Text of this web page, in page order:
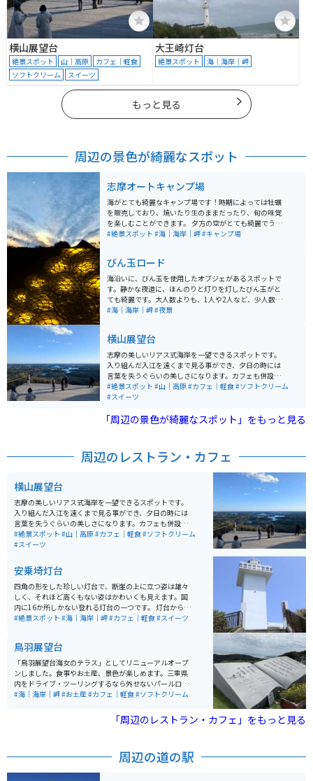
横山展望台
絶景スポット 山｜高原
カフェ｜軽食
ソフトクリーム
スイーツ
大王崎灯台
絶景スポット 海｜海岸｜岬
もっと見る
周辺の景色が綺麗なスポット
志摩オートキャンプ場
海がとても綺麗なキャンプ場です！時期によっては牡蠣
を販売しており、焼いたり生のままだったり、旬の味覚
を楽しむことができます。 夕方の空がとても綺麗でうっ
とりします。ソロにもグループにもおすすめのキャンプ
#絶景スポット #海｜海岸｜岬#キャンプ場
びん玉ロード
海沿いに、びん玉を使用したオブジェがあるスポットで
す。静かな夜道に、ほんのりと灯りを灯したびん玉がと
ても綺麗です。大人数よりも、1人や2人など、少人数が
おすすめです。
#海｜海岸｜岬#夜景
横山展望台
志摩の美しいリアス式海岸を一望できるスポットです。
入り組んだ入江を遠くまで見る事ができ、夕日の時には
言葉を失うぐらいの美しさになります。カフェも併設さ
れており、のんびりと過ごすことができます。すぐ裏に
は山を登ったりできる道もあり、アクティビティも楽し
るスポットで、カフェで休憩しながら景色を見ることも
ではより空いている中で景色を楽しめます。
#絶景スポット #山｜高原#カフェ｜軽食#ソフトクリーム
#スイーツ
「周辺の景色が綺麗なスポット」をもっと見る
周辺のレストラン・カフェ
横山展望台
志摩の美しいリアス式海岸を一望できるスポットです。
入り組んだ入江を遠くまで見る事ができ、夕日の時には
言葉を失うぐらいの美しさになります。カフェも併設さ
れており、のんびりと過ごすことができます。すぐ裏に
は山を登ったりできる道もあり、アクティビティも楽し
るスポットで、カフェで休憩しながら景色を見ることも
できます。定番のカフェの前のエリアだけではなく、さ
らにもう少し上に登る必要がありますが、そのスポット
ではより空いている中で景色を楽しめます。
#絶景スポット #山｜高原#カフェ｜軽食#ソフトクリーム
#スイーツ
安乗埼灯台
四角の形をした珍しい灯台で、断崖の上に立つ姿は雄々
しく、それほど高くもない姿はかわいくも見えます。国
内に16か所しかない登れる灯台の一つです。 灯台からの
景色は青い海が広がり、灯台のすぐ下では素潜り漁をし
ちという干し芋屋さんがあります。建物内部は誰でも使
える休憩スペースになっており、その一角にカフェ兼店
舗があります。カフェでは芋スイーツやコーヒーやお芋
ラテなどがいただけます。 割と穴場スポットで観光客が
少ないので、ゆっくりできます。
#絶景スポット #海｜海岸｜岬#カフェ｜軽食#スイーツ
鳥羽展望台
「鳥羽展望台海女のテラス」としてリニューアルオープ
ンしました。食事やお土産、景色が楽しめます。三重県
内をドライブ・ツーリングするなら外せないパールロー
ドにある展望台です。 海抜163mに位置し、日の出スポ
店やレストランも併設されているので、休憩には丁度良
#海｜海岸｜岬#お土産#カフェ｜軽食#ソフトクリーム
「周辺のレストラン・カフェ」をもっと見る
周辺の道の駅